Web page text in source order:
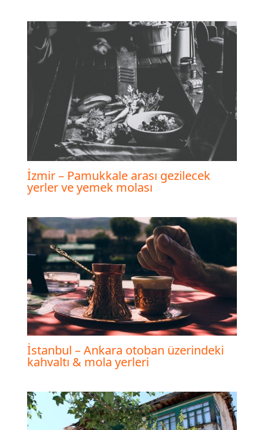
İzmir – Pamukkale arası gezilecek
yerler ve yemek molası
İstanbul – Ankara otoban üzerindeki
kahvaltı & mola yerleri